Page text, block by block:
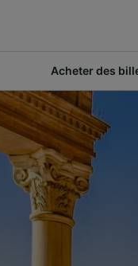
Acheter des